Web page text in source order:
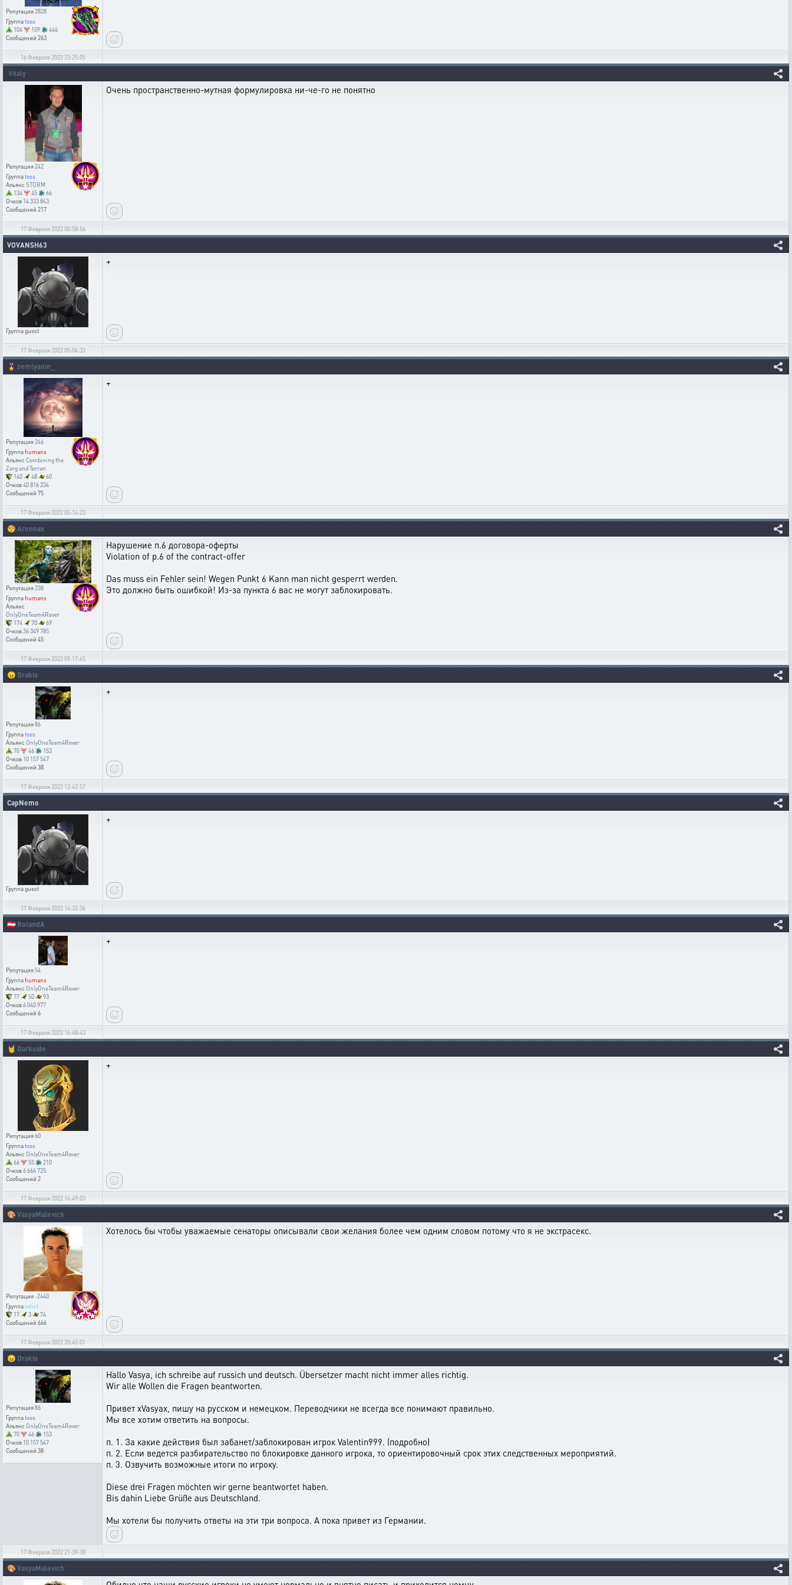
Репутация2828
Группаtoss
104
109
446
Сообщений 263
16 Февраля 2022 23:25:05
Vitaly
Репутация242
Группаtoss
АльянсSTORM
134
45
66
Очков 14 333 843
Сообщений 217
Очень пространственно-мутная формулировка ни-че-го не понятно
17 Февраля 2022 00:58:56
VOVANSH63
Группаguest
+
17 Февраля 2022 05:04:33
🎖️ zemlyanin_
Репутация246
Группаhumans
АльянсCombining the
Zerg and Terran
140
48
60
Очков40 816 234
Сообщений 75
+
17 Февраля 2022 05:14:23
🧐 Aronnax
Репутация238
Группаhumans
Альянс
OnlyOneTeam4Rever
174
70
69
Очков36 349 785
Сообщений 45
Нарушение п.6 договора-оферты
Violation of p.6 of the сontract-offer
Das muss ein Fehler sein! Wegen Punkt 6 Kann man nicht gesperrt werden.
Это должно быть ошибкой! Из-за пункта 6 вас не могут заблокировать.
17 Февраля 2022 09:17:45
😠 Orakis
Репутация86
Группаtoss
АльянсOnlyOneTeam4Rever
70
46
153
Очков 10 157 547
Сообщений 38
+
17 Февраля 2022 12:42:57
CapNemo
Группаguest
+
17 Февраля 2022 14:32:36
🇦🇹 RolandA
Репутация 54
Группаhumans
АльянсOnlyOneTeam4Rever
77
50
93
Очков6 040 977
Сообщений 6
+
17 Февраля 2022 16:48:43
🤘 Darkside
Репутация60
Группаtoss
АльянсOnlyOneTeam4Rever
66
55
210
Очков6 666 725
Сообщений 2
+
17 Февраля 2022 16:49:03
🎨 VasyaMalevich
Репутация-2440
Группа relict
17
3
74
Сообщений 666
Хотелось бы чтобы уважаемые сенаторы описывали свои желания более чем одним словом потому что я не экстрасекс.
17 Февраля 2022 20:45:01
😠 Orakis
Репутация86
Группаtoss
АльянсOnlyOneTeam4Rever
70
46
153
Очков 10 157 547
Сообщений 38
Hallo Vasya, ich schreibe auf russich und deutsch. Übersetzer macht nicht immer alles richtig.
Wir alle Wollen die Fragen beantworten.
Привет xVasyax, пишу на русском и немецком. Переводчики не всегда все понимают правильно.
Мы все хотим ответить на вопросы.
п. 1. За какие действия был забанет/заблокирован игрок Valentin999. (подробно)
п. 2. Если ведется разбирательство по блокировке данного игрока, то ориентировочный срок этих следственных мероприятий.
п. 3. Озвучить возможные итоги по игроку.
Diese drei Fragen möchten wir gerne beantwortet haben.
Bis dahin Liebe Grüße aus Deutschland.
Мы хотели бы получить ответы на эти три вопроса. А пока привет из Германии.
17 Февраля 2022 21:39:38
🎨 VasyaMalevich